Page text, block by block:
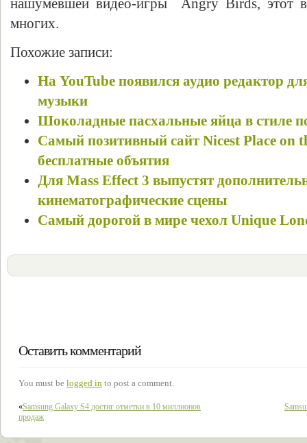
нашумевшей видео-игры Angry Birds, этот
многих.
Похожие записи:
На YouTube появился аудио редактор
музыки
Шоколадные пасхальные яйца в стиле
Самый позитивный сайт Nicest Place on
бесплатные объятия
Для Mass Effect 3 выпустят
кинематографические сцены
Самый дорогой в мире чехол Unique
Оставить комментарий
You must be logged in to post a comment.
«Samsung Galaxy S4 достиг отметки в 10 миллионов
продаж